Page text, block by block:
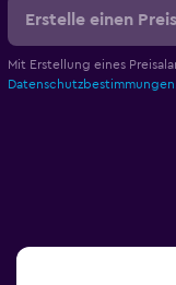
Erstelle einen
Mit Erstellung eines